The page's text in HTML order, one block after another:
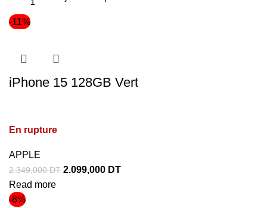
-11%
iPhone 15 128GB Vert
En rupture
APPLE
2.349,000DT 2.099,000 DT
Read more
-8%